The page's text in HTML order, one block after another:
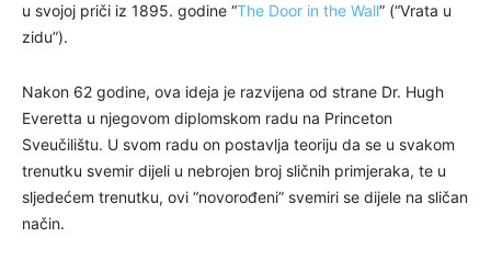
u svojoj priči iz 1895. godine “The Door in the Wall” (“Vrata u
zidu”).
Nakon 62 godine, ova ideja je razvijena od strane Dr. Hugh
Everetta u njegovom diplomskom radu na Princeton
Sveučilištu. U svom radu on postavlja teoriju da se u svakom
trenutku svemir dijeli u nebrojen broj sličnih primjeraka, te u
sljedećem trenutku, ovi “novorođeni” svemiri se dijele na sličan
način.